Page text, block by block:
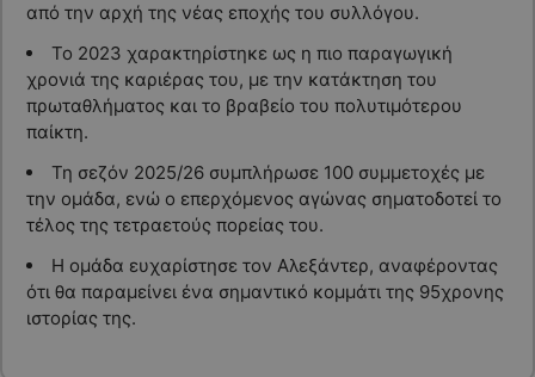
από την αρχή της νέας εποχής του συλλόγου.
Το 2023 χαρακτηρίστηκε ως η πιο παραγωγική
χρονιά της καριέρας του, με την κατάκτηση του
πρωταθλήματος και το βραβείο του πολυτιμότερου
παίκτη.
Τη σεζόν 2025/26 συμπλήρωσε 100 συμμετοχές με
την ομάδα, ενώ ο επερχόμενος αγώνας σηματοδοτεί το
τέλος της τετραετούς πορείας του.
Η ομάδα ευχαρίστησε τον Αλεξάντερ, αναφέροντας
ότι θα παραμείνει ένα σημαντικό κομμάτι της 95χρονης
ιστορίας της.